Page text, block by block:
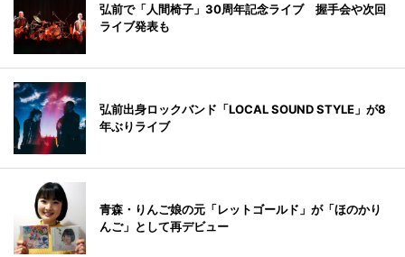
弘前で「人間椅子」30周年記念ライブ 握手会や次回
ライブ発表も
弘前出身ロックバンド「LOCAL SOUND STYLE」が8
年ぶりライブ
青森・りんご娘の元「レットゴールド」が「ほのかり
んご」として再デビュー